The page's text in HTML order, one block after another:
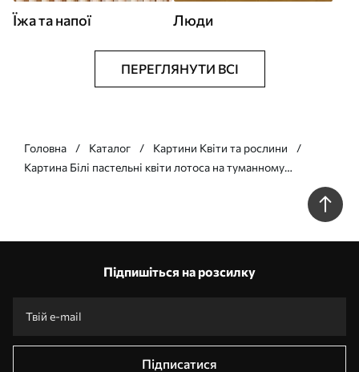
Їжа та напої Люди
ПЕРЕГЛЯНУТИ ВСІ
Головна Каталог
Картини Квіти та рослини
Картина Білі пастельні квіти лотоса на туманному
Підпишіться на розсилку
Підписатися